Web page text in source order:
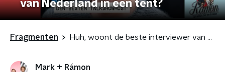
van Nederland in een tent?
Fragmenten Huh, woont de beste interviewer van Nederland in een tent?
Mark + Rámon